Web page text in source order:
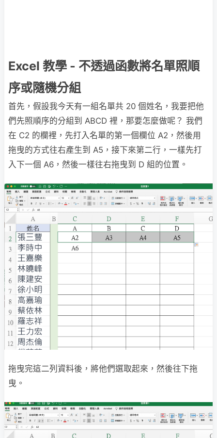
Excel 教學 - 不透過函數將名單照順
序或隨機分組
首先，假設我今天有一組名單共 20 個姓名，我要把他
們先照順序的分組到 ABCD 裡，那要怎麼做呢？ 我們
在 C2 的欄裡，先打入名單的第一個欄位 A2，然後用
拖曳的方式往右產生到 A5，接下來第二行，一樣先打
入下一個 A6，然後一樣往右拖曳到 D 組的位置。
拖曳完這二列資料後，將他們選取起來，然後往下拖
曳。